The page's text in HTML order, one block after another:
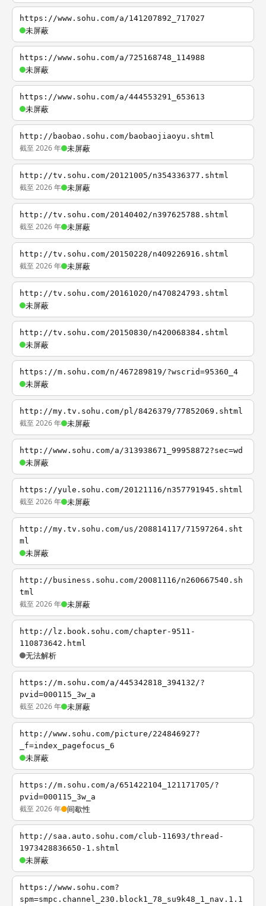
https://www.sohu.com/a/141207892_717027
未屏蔽
https://www.sohu.com/a/725168748_114988
未屏蔽
https://www.sohu.com/a/444553291_653613
未屏蔽
http://baobao.sohu.com/baobaojiaoyu.shtml
截至 2026 年 未屏蔽
http://tv.sohu.com/20121005/n354336377.shtml
截至 2026 年 未屏蔽
http://tv.sohu.com/20140402/n397625788.shtml
截至 2026 年 未屏蔽
http://tv.sohu.com/20150228/n409226916.shtml
截至 2026 年 未屏蔽
http://tv.sohu.com/20161020/n470824793.shtml
未屏蔽
http://tv.sohu.com/20150830/n420068384.shtml
未屏蔽
https://m.sohu.com/n/467289819/?wscrid=95360_4
未屏蔽
http://my.tv.sohu.com/pl/8426379/77852069.shtml
截至 2026 年 未屏蔽
http://www.sohu.com/a/313938671_99958872?sec=wd
未屏蔽
https://yule.sohu.com/20121116/n357791945.shtml
截至 2026 年 未屏蔽
http://my.tv.sohu.com/us/208814117/71597264.sht
ml
未屏蔽
http://business.sohu.com/20081116/n260667540.sh
tml
截至 2026 年 未屏蔽
http://lz.book.sohu.com/chapter-9511-
110873642.html
无法解析
https://m.sohu.com/a/445342818_394132/?
pvid=000115_3w_a
截至 2026 年 未屏蔽
http://www.sohu.com/picture/224846927?
_f=index_pagefocus_6
未屏蔽
https://m.sohu.com/a/651422104_121171705/?
pvid=000115_3w_a
截至 2026 年 间歇性
http://saa.auto.sohu.com/club-11693/thread-
1973428836650-1.shtml
未屏蔽
https://www.sohu.com?
spm=smpc.channel_230.block1_78_su9k48_1_nav.1.1